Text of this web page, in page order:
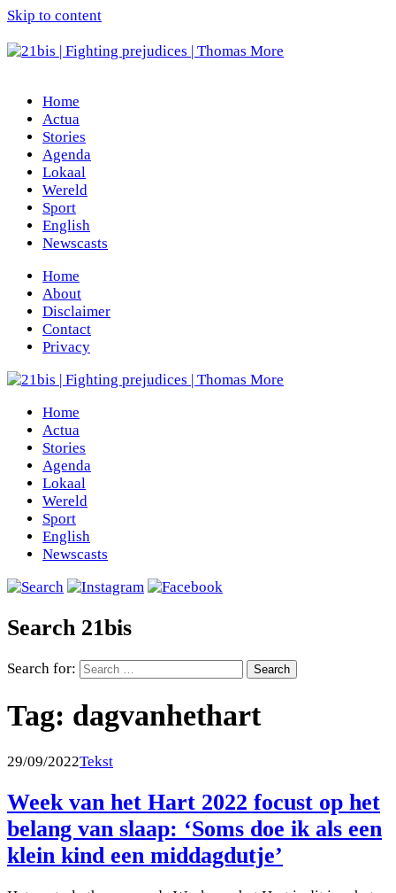
Skip to content
Home
Actua
Stories
Agenda
Lokaal
Wereld
Sport
English
Newscasts
Home
About
Disclaimer
Contact
Privacy
Home
Actua
Stories
Agenda
Lokaal
Wereld
Sport
English
Newscasts
Search 21bis
Search for:
Tag: dagvanhethart
29/09/2022Tekst
Week van het Hart 2022 focust op het
belang van slaap: ‘Soms doe ik als een
klein kind een middagdutje’